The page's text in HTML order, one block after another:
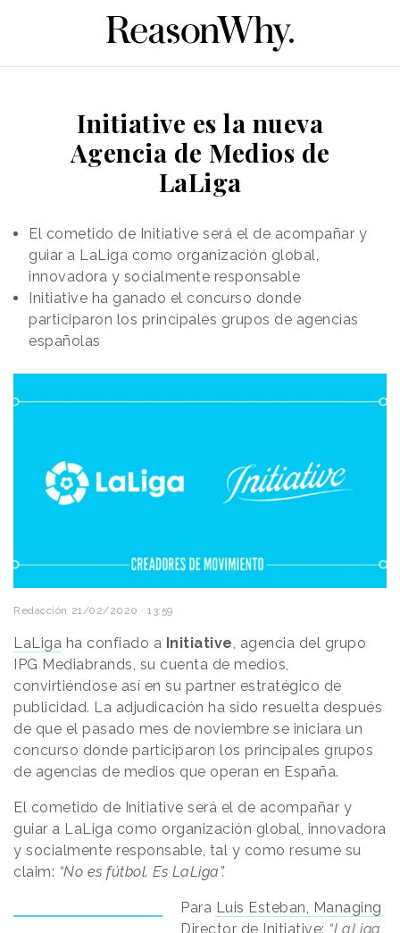
Initiative es la nueva
Agencia de Medios de
LaLiga
El cometido de Initiative será el de acompañar y
guiar a LaLiga como organización global,
innovadora y socialmente responsable
Initiative ha ganado el concurso donde
participaron los principales grupos de agencias
españolas
Redacción 21/02/2020 · 13:59
LaLiga ha confiado a Initiative, agencia del grupo
IPG Mediabrands, su cuenta de medios,
convirtiéndose así en su partner estratégico de
publicidad. La adjudicación ha sido resuelta después
de que el pasado mes de noviembre se iniciara un
concurso donde participaron los principales grupos
de agencias de medios que operan en España.
El cometido de Initiative será el de acompañar y
guiar a LaLiga como organización global, innovadora
y socialmente responsable, tal y como resume su
claim: “No es fútbol. Es LaLiga”.
Para Luis Esteban, Managing
Director de Initiative: “LaLiga